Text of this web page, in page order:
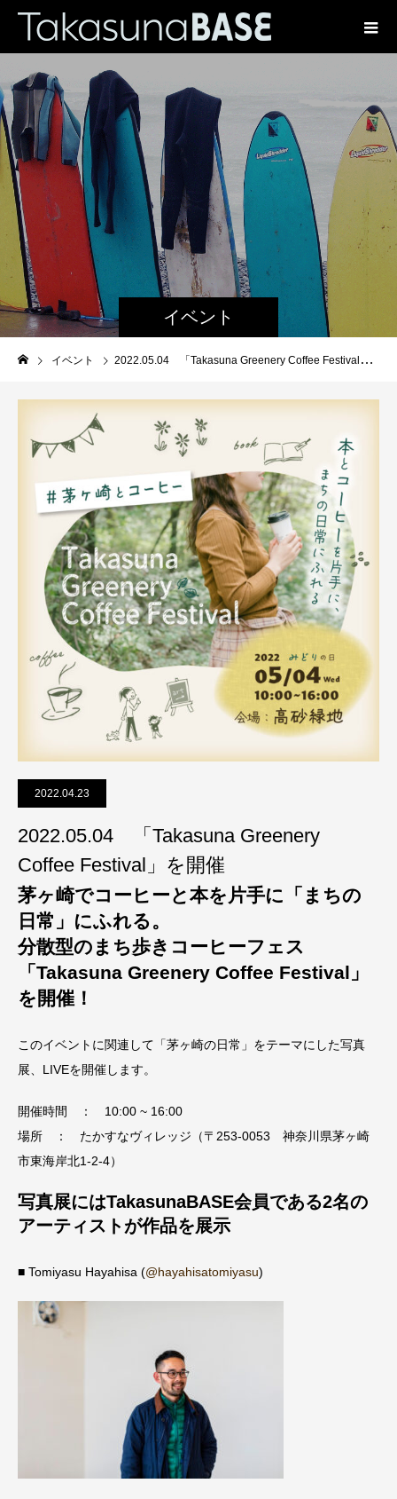
イベント
イベント 2022.05.04 「Takasuna Greenery Coffee Festival」を開催
2022.04.23
2022.05.04 「Takasuna Greenery
Coffee Festival」を開催
茅ヶ崎でコーヒーと本を片手に「まちの
日常」にふれる。
分散型のまち歩きコーヒーフェス
「Takasuna Greenery Coffee Festival」
を開催！
このイベントに関連して「茅ヶ崎の日常」をテーマにした写真
展、LIVEを開催します。
開催時間 ： 10:00 ~ 16:00
場所 ： たかすなヴィレッジ（〒253-0053 神奈川県茅ヶ崎
市東海岸北1-2-4）
写真展にはTakasunaBASE会員である2名の
アーティストが作品を展示
■ Tomiyasu Hayahisa (@hayahisatomiyasu)